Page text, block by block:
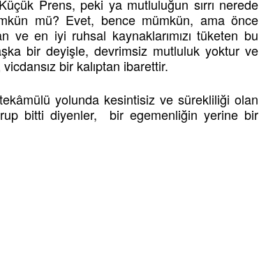
Prens, peki ya mutluluğun sırrı nerede
mü? Evet, bence mümkün, ama önce
ve en iyi ruhsal kaynaklarımızı tüketen bu
bir deyişle, devrimsiz mutluluk yoktur ve
bir kalıptan ibarettir.
yolunda kesintisiz ve sürekliliği olan
bitti diyenler, bir egemenliğin yerine bir